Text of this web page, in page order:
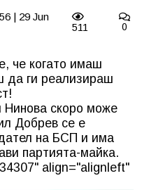
| 29 Jun
511 0
че когато имаш
да ги реализираш
Нинова скоро може
Добрев се е
на БСП и има
партията-майка.
align="alignleft"